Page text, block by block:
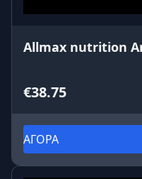
Allmax nutrition
€38.75
ΑΓΟΡΑ